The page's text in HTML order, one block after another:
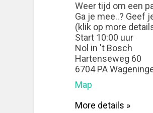
Weer tijd om een
Ga je mee..? Geef
(klik op more
Start 10:00 uur
Nol in 't Bosch
Hartenseweg 60
6704 PA
Map
More details »